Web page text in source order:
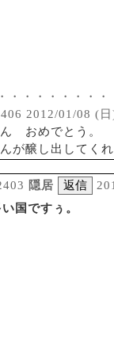
・・・・・・・
2012/01/08 (
おめでとう。
が醸し出してく
隠居
国ですぅ。